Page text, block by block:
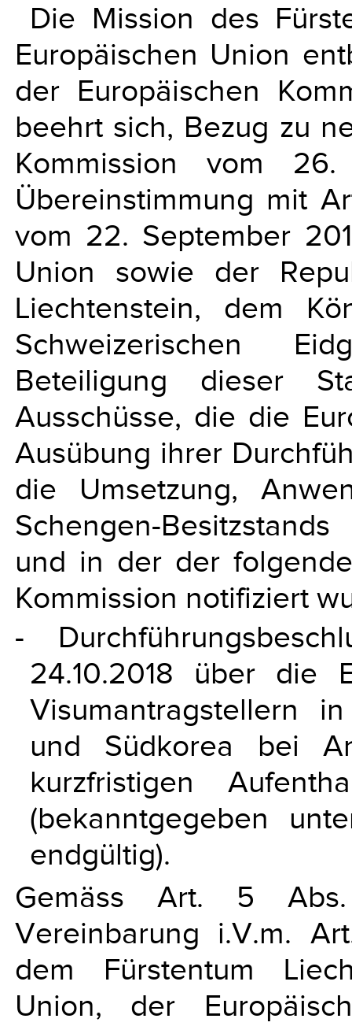
Die Mission des
Europäischen Union
der Europäischen
beehrt sich, Bezug zu
Kommission vom
Übereinstimmung mit
vom 22. September
Union sowie der
Liechtenstein, dem
Schweizerischen
Beteiligung dieser
Ausschüsse, die die
Ausübung ihrer
die Umsetzung,
Schengen-
und in der der
Kommission notifiziert
-
24.10.2018 über die
Visumantragstellern
und Südkorea bei
kurzfristigen
(bekanntgegeben
endgültig).
Gemäss Art. 5
Vereinbarung i.V.m.
dem Fürstentum
Union, der